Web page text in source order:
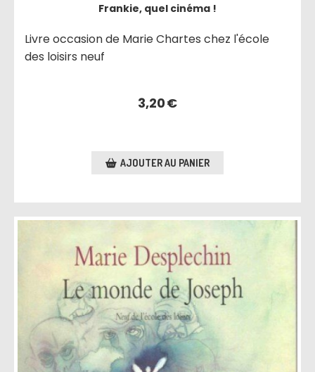
Frankie, quel cinéma !
Livre occasion de Marie Chartes chez l'école
des loisirs neuf
3,20€
AJOUTER AU PANIER